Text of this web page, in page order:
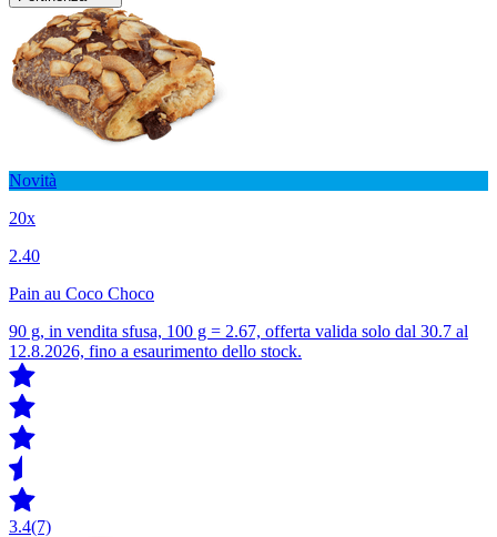
Novità
20x
2.40
Pain au Coco Choco
90 g, in vendita sfusa, 100 g = 2.67, offerta valida solo dal 30.7 al
12.8.2026, fino a esaurimento dello stock.
3.4(7)